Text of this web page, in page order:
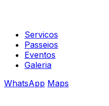
Servicos
Passeios
Eventos
Galeria
WhatsApp Maps